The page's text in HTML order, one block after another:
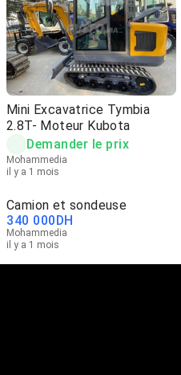
Mini Excavatrice Tymbia
2.8T- Moteur Kubota
Demander le prix
Mohammedia
il y a 1 mois
Camion et sondeuse
340 000 DH
Mohammedia
il y a 1 mois